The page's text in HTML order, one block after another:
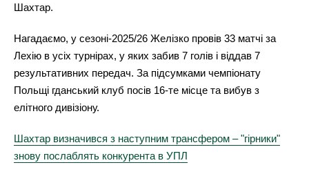
Шахтар.
Нагадаємо, у сезоні-2025/26 Желізко провів 33 матчі за
Лехію в усіх турнірах, у яких забив 7 голів і віддав 7
результативних передач. За підсумками чемпіонату
Польщі гданський клуб посів 16-те місце та вибув з
елітного дивізіону.
Шахтар визначився з наступним трансфером – "гірники"
знову послаблять конкурента в УПЛ